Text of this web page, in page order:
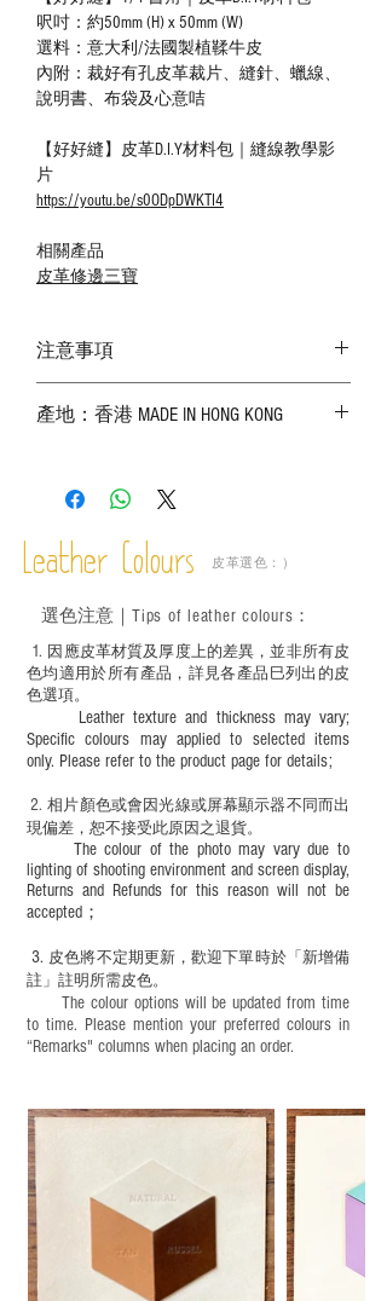
呎吋：約50mm (H) x 50mm (W)
選料：意大利/法國製植鞣牛皮
內附：裁好有孔皮革裁片、縫針、蠟線、
說明書、布袋及心意咭
【好好縫】皮革D.I.Y材料包｜縫線教學影
片
https://youtu.be/s0ODpDWKTI4
相關產品
皮革修邊三寶
注意事項
實物為準；
－ 植鞣皮革容易受環境、使用程度等產生
成後定期在皮面塗上皮革專用清潔劑及貂
鼠油等；
適合六歲以下兒童使用；六至十二歲兒童
必須由成年人陪同下使用並應小心處理。
產地：香港 MADE IN HONG KONG
Leather Colours 皮革選色：）
1. ​ 因應皮革材質及厚度上的差異，並非所有皮
色均適用於所有產品，詳見各產品巳列出的皮
色選項。
Leather texture and thickness may vary;
Specific colours may applied to selected items
only. Please refer to the product page for details;
​2.相片顏色或會因光線或屏幕顯示器不同而出
現偏差，恕不接受此原因之退貨。
The colour of the photo may vary due to
lighting of shooting environment and screen display,
Returns and Refunds for this reason will not be
accepted；
3. 皮色將不定期更新，歡迎下單時於「新增備
註」註明 所需皮色。
The colour options will be updated from time
to time. Please mention your preferred colours in
“Remarks" columns when placing an order.
選色注意｜ Tips of leather colours ：